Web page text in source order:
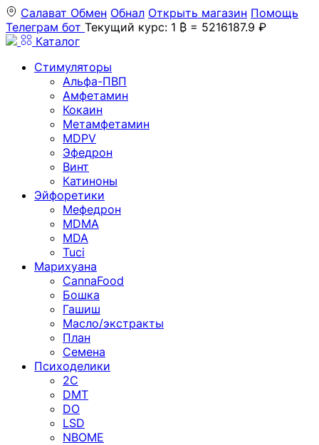
Салават Обмен Обнал Открыть магазин Помощь
Телеграм бот Текущий курс: 1 ₿ = 5216187.9 ₽
Каталог
Стимуляторы
Альфа-ПВП
Амфетамин
Кокаин
Метамфетамин
MDPV
Эфедрон
Винт
Катиноны
Эйфоретики
Мефедрон
MDMA
MDA
Tuci
Марихуана
CannaFood
Бошка
Гашиш
Масло/экстракты
План
Семена
Психоделики
2C
DMT
DO
LSD
NBOME